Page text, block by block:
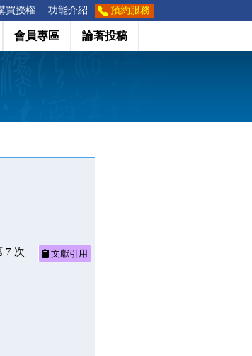
買授權 功能介紹 預約服務
會員專區 論著投稿
7 次
文獻引用